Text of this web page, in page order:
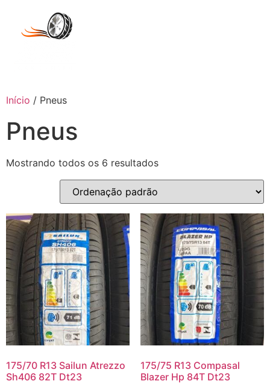
Início / Pneus
Pneus
Mostrando todos os 6 resultados
175/70 R13 Sailun Atrezzo
Sh406 82T Dt23
175/75 R13 Compasal
Blazer Hp 84T Dt23